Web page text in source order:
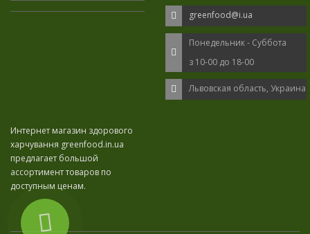
greenfood@i.ua
Понедельник - Суббота
з 10-00 до 18-00
Львовская область, Украина
Интернет магазин здорового
харчування greenfood.in.ua
предлагает большой
ассортимент товаров по
доступным ценам.